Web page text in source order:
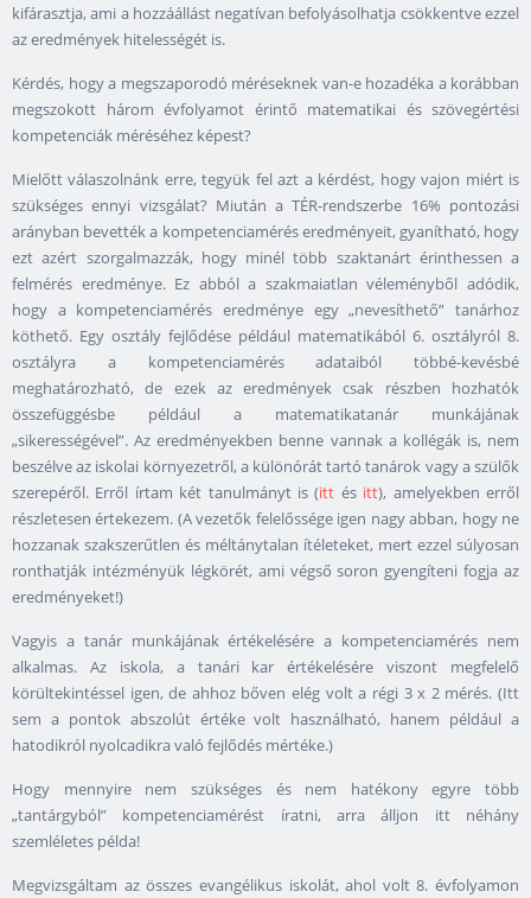
kifárasztja, ami a hozzáállást negatívan befolyásolhatja csökkentve ezzel
az eredmények hitelességét is.
Kérdés, hogy a megszaporodó méréseknek van-e hozadéka a korábban
megszokott három évfolyamot érintő matematikai és szövegértési
kompetenciák méréséhez képest?
Mielőtt válaszolnánk erre, tegyük fel azt a kérdést, hogy vajon miért is
szükséges ennyi vizsgálat? Miután a TÉR-rendszerbe 16% pontozási
arányban bevették a kompetenciamérés eredményeit, gyanítható, hogy
ezt azért szorgalmazzák, hogy minél több szaktanárt érinthessen a
felmérés eredménye. Ez abból a szakmaiatlan véleményből adódik,
hogy a kompetenciamérés eredménye egy „nevesíthető” tanárhoz
köthető. Egy osztály fejlődése például matematikából 6. osztályról 8.
osztályra a kompetenciamérés adataiból többé-kevésbé
meghatározható, de ezek az eredmények csak részben hozhatók
összefüggésbe például a matematikatanár munkájának
„sikerességével”. Az eredményekben benne vannak a kollégák is, nem
beszélve az iskolai környezetről, a különórát tartó tanárok vagy a szülők
szerepéről. Erről írtam két tanulmányt is (itt és itt), amelyekben erről
részletesen értekezem. (A vezetők felelőssége igen nagy abban, hogy ne
hozzanak szakszerűtlen és méltánytalan ítéleteket, mert ezzel súlyosan
ronthatják intézményük légkörét, ami végső soron gyengíteni fogja az
eredményeket!)
Vagyis a tanár munkájának értékelésére a kompetenciamérés nem
alkalmas. Az iskola, a tanári kar értékelésére viszont megfelelő
körültekintéssel igen, de ahhoz bőven elég volt a régi 3 x 2 mérés. (Itt
sem a pontok abszolút értéke volt használható, hanem például a
hatodikról nyolcadikra való fejlődés mértéke.)
Hogy mennyire nem szükséges és nem hatékony egyre több
„tantárgyból” kompetenciamérést íratni, arra álljon itt néhány
szemléletes példa!
Megvizsgáltam az összes evangélikus iskolát, ahol volt 8. évfolyamon